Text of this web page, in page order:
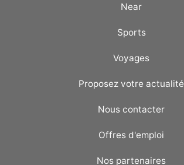
Near
Sports
Voyages
Proposez votre actualité
Nous contacter
Offres d'emploi
Nos partenaires